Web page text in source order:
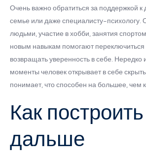
Очень важно обратиться за поддержкой к
семье или даже специалисту-
людьми, участие в хобби, занятия
новым навыкам помогают переключиться
возвращать уверенность в себе. Нередко
моменты человек открывает в себе
понимает, что способен на большее, чем
Как
дальше